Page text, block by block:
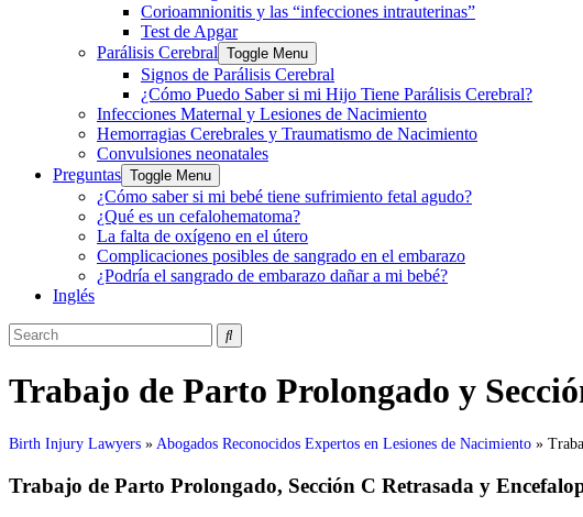
Corioamnionitis y las “infecciones intrauterinas”
Test de Apgar
Parálisis Cerebral Toggle Menu
Signos de Parálisis Cerebral
¿Cómo Puedo Saber si mi Hijo Tiene Parálisis Cerebral?
Infecciones Maternal y Lesiones de Nacimiento
Hemorragias Cerebrales y Traumatismo de Nacimiento
Convulsiones neonatales
Preguntas Toggle Menu
¿Cómo saber si mi bebé tiene sufrimiento fetal agudo?
¿Qué es un cefalohematoma?
La falta de oxígeno en el útero
Complicaciones posibles de sangrado en el embarazo
¿Podría el sangrado de embarazo dañar a mi bebé?
Inglés
Search
for:
Trabajo de Parto Prolongado y
Birth Injury Lawyers » Abogados Reconocidos Expertos en Lesiones de Nacimiento »
Trabajo de Parto Prolongado, Sección C Retrasada y